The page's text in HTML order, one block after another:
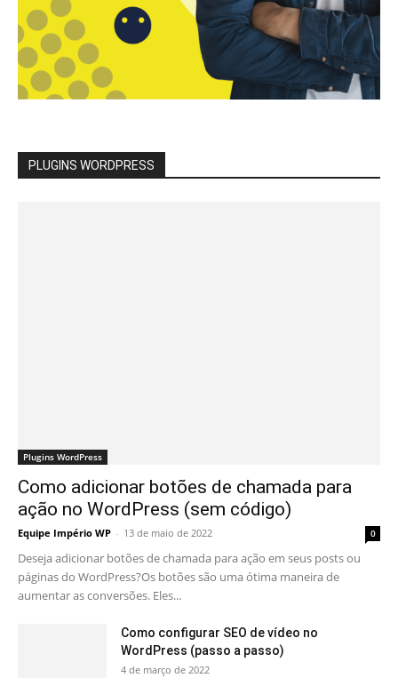
PLUGINS WORDPRESS
Plugins WordPress
Como adicionar botões de chamada para
ação no WordPress (sem código)
Equipe Império WP - 13 de maio de 2022 0
Deseja adicionar botões de chamada para ação em seus posts ou
páginas do WordPress?Os botões são uma ótima maneira de
aumentar as conversões. Eles...
Como configurar SEO de vídeo no
WordPress (passo a passo)
4 de março de 2022